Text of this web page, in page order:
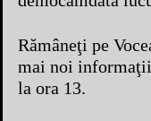
Rămâneţi pe
mai noi
la ora 13.